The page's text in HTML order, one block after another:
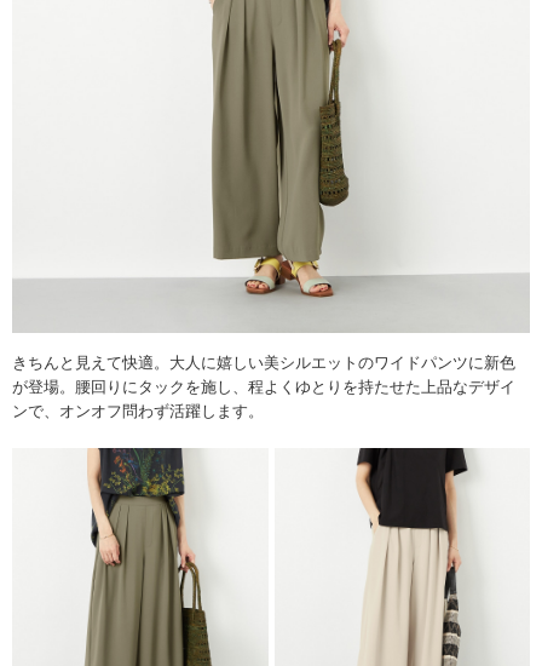
きちんと見えて快適。大人に嬉しい美シルエットのワイドパンツに新色
が登場。腰回りにタックを施し、程よくゆとりを持たせた上品なデザイ
ンで、オンオフ問わず活躍します。